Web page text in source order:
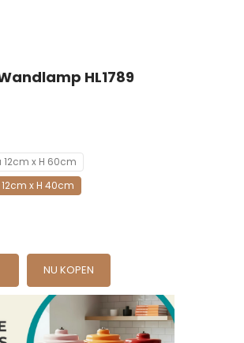
HL1789
12cm x H 60cm
12cm x H 40cm
NU KOPEN